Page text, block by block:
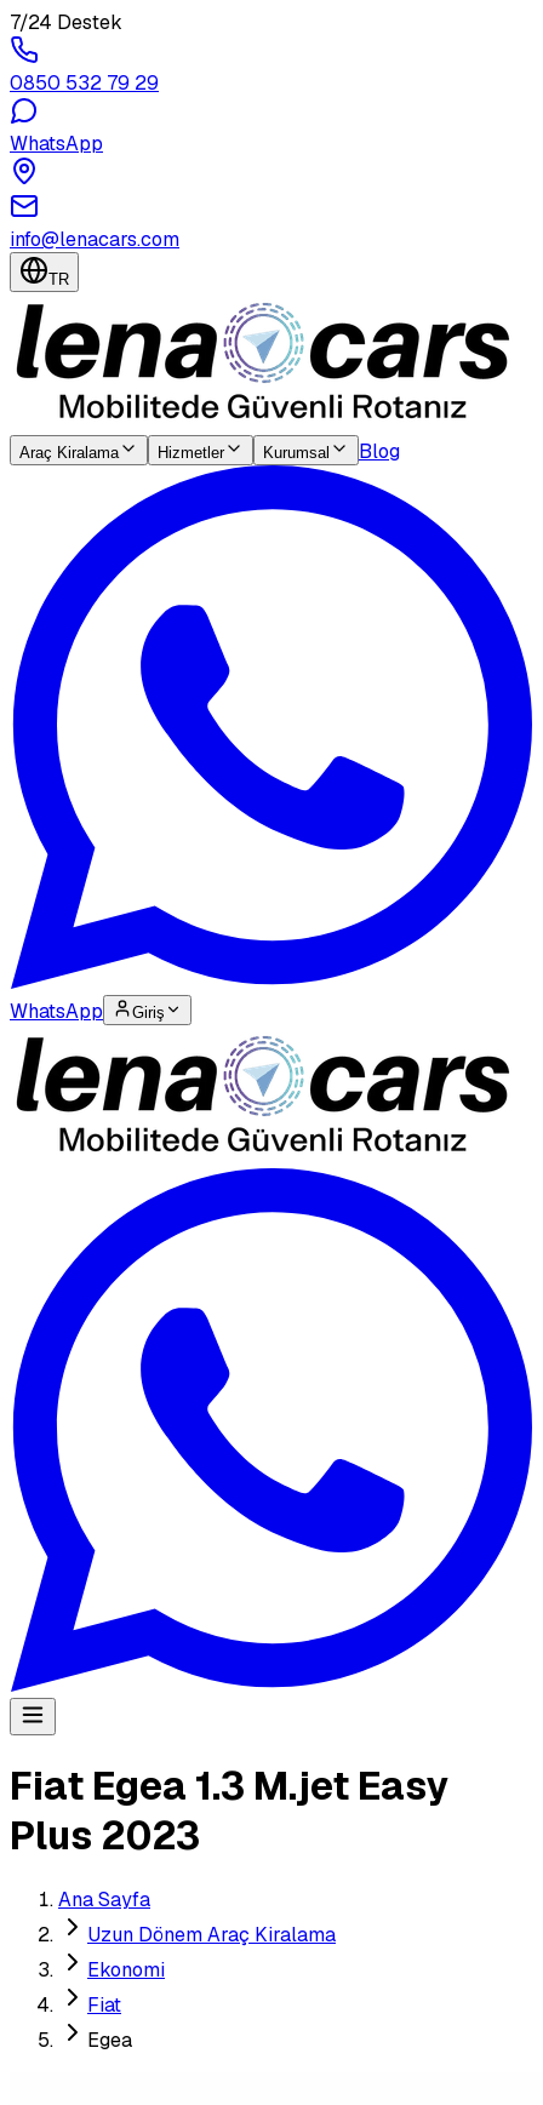
7/24 Destek
0850 532 79 29
WhatsApp
info@lenacars.com
TR
Araç Kiralama Hizmetler Kurumsal Blog
WhatsApp Giriş
Fiat Egea 1.3 M.jet Easy
Plus 2023
Ana Sayfa
Uzun Dönem Araç Kiralama
Ekonomi
Fiat
Egea